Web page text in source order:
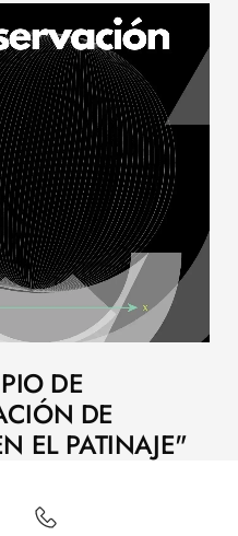
DE
DE
EL PATINAJE"